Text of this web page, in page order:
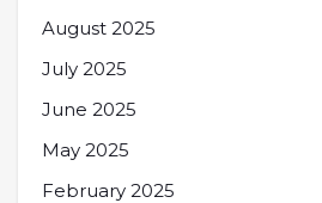
August 2025
July 2025
June 2025
May 2025
February 2025